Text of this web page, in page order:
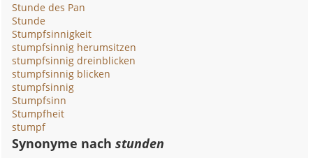
Stunde des Pan
Stunde
Stumpfsinnigkeit
stumpfsinnig herumsitzen
stumpfsinnig dreinblicken
stumpfsinnig blicken
stumpfsinnig
Stumpfsinn
Stumpfheit
stumpf
Synonyme nachstunden